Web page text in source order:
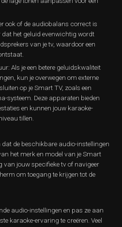
ook of de audiobalans correct is
dat het geluid evenwichtig wordt
van je tv, waardoor een
Als je een betere geluidskwaliteit
kun je overwegen om externe
op je Smart TV, zoals een
systeem. Deze apparaten bieden
en kunnen jouw karaoke-
tillen.
dat de beschikbare audio-instellingen
het merk en model van je Smart
van jouw specifieke tv of navigeer
om toegang te krijgen tot de
audio-instellingen en pas ze aan
karaoke-ervaring te creëren. Veel